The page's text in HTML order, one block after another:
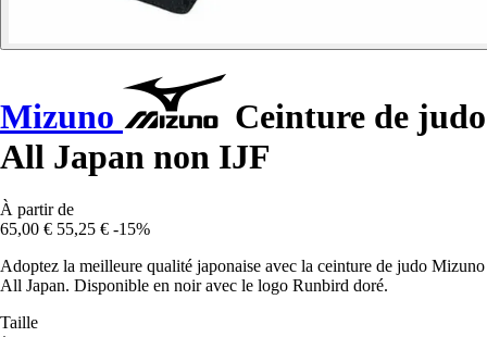
Mizuno
Ceinture de judo
All Japan non IJF
À partir de
65,00 € 55,25 € -15%
Adoptez la meilleure qualité japonaise avec la ceinture de judo Mizuno
All Japan. Disponible en noir avec le logo Runbird doré.
Taille